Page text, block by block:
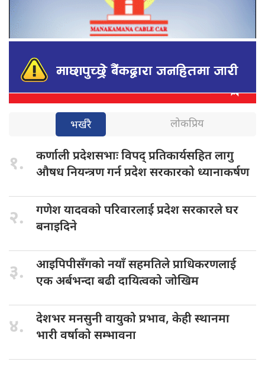
भर्खरै लोकप्रिय
१. कर्णाली प्रदेशसभाःविपद् प्रतिकार्यसहित लागु
औषध नियन्त्रण गर्न प्रदेश सरकारको ध्यानाकर्षण
२. गणेश यादवकोपरिवारलाई प्रदेश सरकारले घर
बनाइदिने
३. आइपिपीसँगको नयाँसहमतिले प्राधिकरणलाई
एक अर्बभन्दा बढी दायित्वको जोखिम
४. देशभर मनसुनीवायुको प्रभाव, केही स्थानमा
भारी वर्षाको सम्भावना